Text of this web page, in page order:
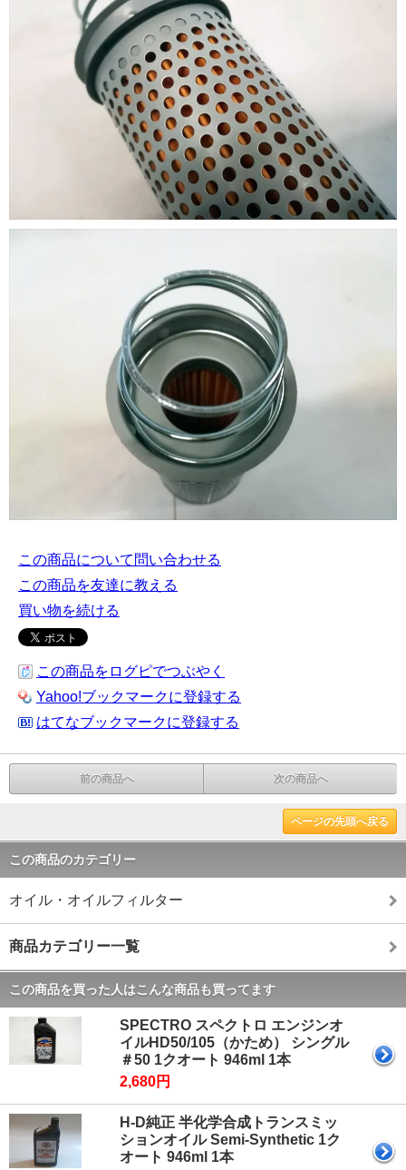
この商品について問い合わせる
この商品を友達に教える
買い物を続ける
この商品をログピでつぶやく
Yahoo!ブックマークに登録する
はてなブックマークに登録する
前の商品へ 次の商品へ
ページの先頭へ戻る
この商品のカテゴリー
オイル・オイルフィルター
商品カテゴリー一覧
この商品を買った人はこんな商品も買ってます
SPECTRO スペクトロ エンジンオ
イルHD50/105（かため） シングル
＃50 1クオート 946ml 1本
2,680円
H-D純正 半化学合成トランスミッ
ションオイル Semi-Synthetic 1ク
オート 946ml 1本